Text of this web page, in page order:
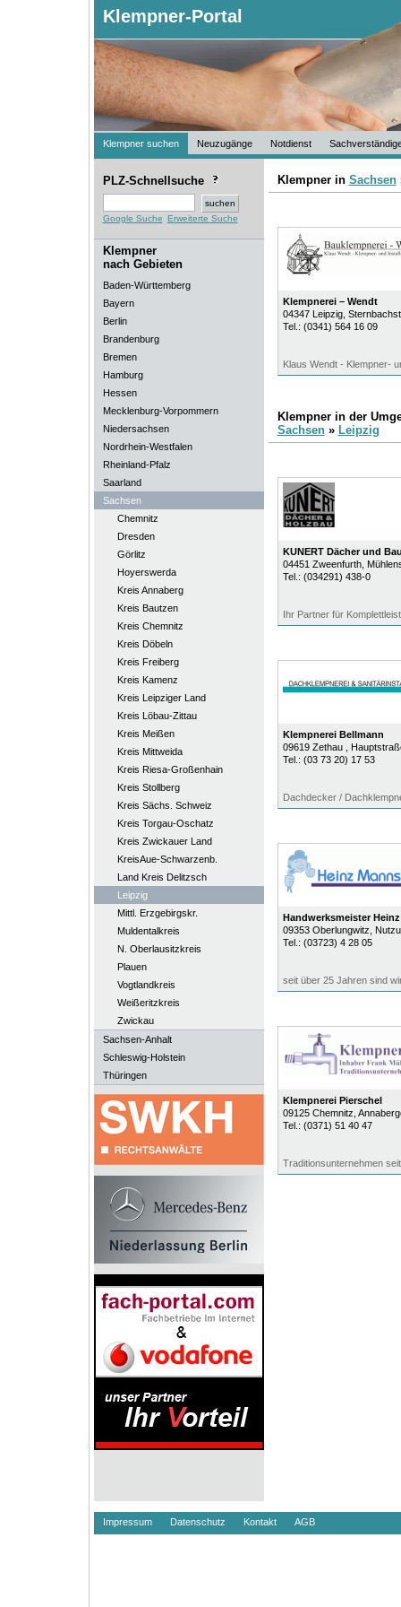
Klempner-Portal
Klempner suchen Neuzugänge Notdienst
PLZ-Schnellsuche
Google Suche Erweiterte Suche
Klempner
nach Gebieten
Baden-Württemberg
Bayern
Berlin
Brandenburg
Bremen
Hamburg
Hessen
Mecklenburg-Vorpommern
Niedersachsen
Nordrhein-Westfalen
Rheinland-Pfalz
Saarland
Sachsen
Chemnitz
Dresden
Görlitz
Hoyerswerda
Kreis Annaberg
Kreis Bautzen
Kreis Chemnitz
Kreis Döbeln
Kreis Freiberg
Kreis Kamenz
Kreis Leipziger Land
Kreis Löbau-Zittau
Kreis Meißen
Kreis Mittweida
Kreis Riesa-Großenhain
Kreis Stollberg
Kreis Sächs. Schweiz
Kreis Torgau-Oschatz
Kreis Zwickauer Land
KreisAue-Schwarzenb.
Land Kreis Delitzsch
Leipzig
Mittl. Erzgebirgskr.
Muldentalkreis
N. Oberlausitzkreis
Plauen
Vogtlandkreis
Weißeritzkreis
Zwickau
Sachsen-Anhalt
Schleswig-Holstein
Thüringen
Klempner in Sachsen
Klempnerei – Wendt
04347 Leipzig,
Tel.: (0341) 564 16 09
Klaus Wendt - Klempner-
Klempner in der
Sachsen» Leipzig
KUNERT Dächer und
04451 Zweenfurth,
Tel.: (034291) 438-0
Ihr Partner für
Klempnerei Bellmann
09619 Zethau
,
Tel.: (03 73 20) 17 53
Dachdecker /
Handwerksmeister
09353 Oberlungwitz ,
Tel.: (03723) 4 28 05
seit über 25 Jahren sind
Klempnerei Pierschel
09125 Chemnitz ,
Tel.: (0371) 51 40 47
Traditionsunternehmen
Impressum Datenschutz Kontakt AGB